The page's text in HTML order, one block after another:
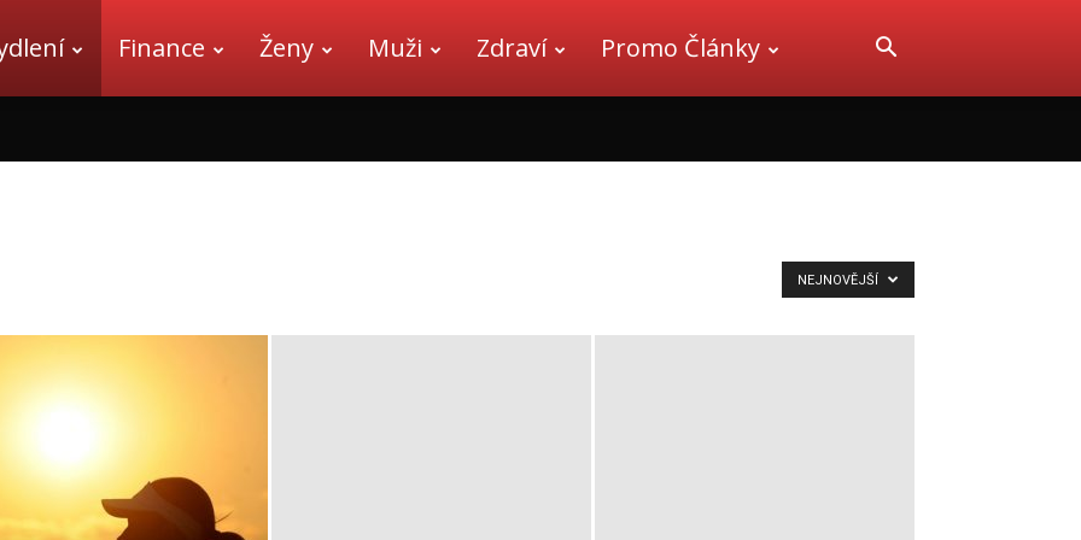
Finance Ženy Muži Zdraví Promo Články
NEJNOVĚJŠÍ